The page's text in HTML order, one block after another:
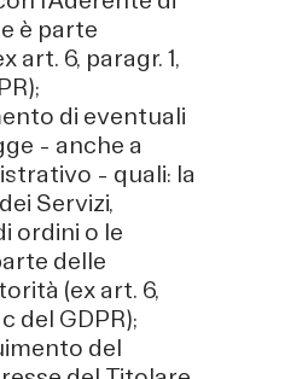
è parte
art. 6, paragr. 1,
di eventuali
– anche a
– quali: la
Servizi,
ordini o le
delle
(ex art. 6,
del GDPR);
del